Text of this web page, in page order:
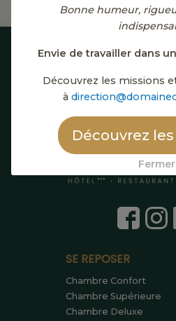
SE REPOSER
Chambre Confort
Chambre Supérieure
Chambre Deluxe
Fermer
Bonne humeur,
Envie de travailler dans
Découvrez les missions
à
Découvrez